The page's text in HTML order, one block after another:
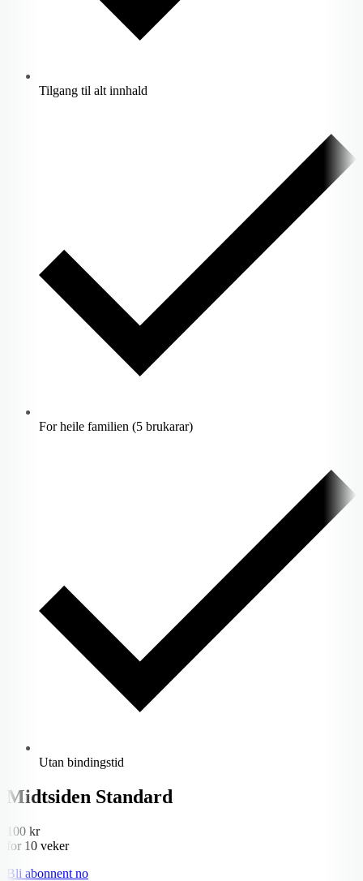
Tilgang til alt innhald
For heile familien (5 brukarar)
Utan bindingstid
Midtsiden Standard
100 kr
for 10 veker
Bli abonnent no